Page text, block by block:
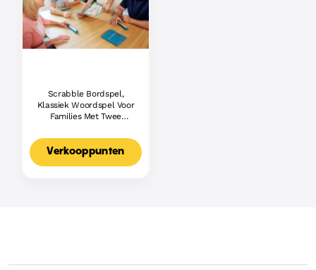
Scrabble Bordspel,
Klassiek Woordspel Voor
Families Met Twee
Voor 2-4 Spelers,
Nederlandse Editie
Verkooppunten